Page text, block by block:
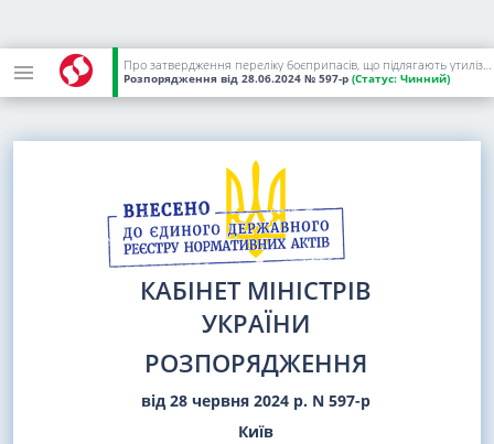
Про затвердження переліку боєприпасів, що підлягають утилізації
Розпорядження від 28.06.2024 № 597-р (Статус: Чинний)
КАБІНЕТ МІНІСТРІВ
УКРАЇНИ
РОЗПОРЯДЖЕННЯ
від 28 червня 2024 р. N 597-р
Київ